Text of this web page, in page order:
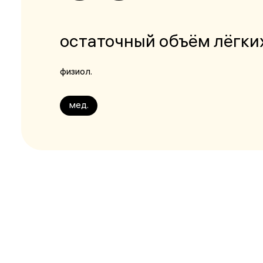
остаточный объём
физиол.
мед.